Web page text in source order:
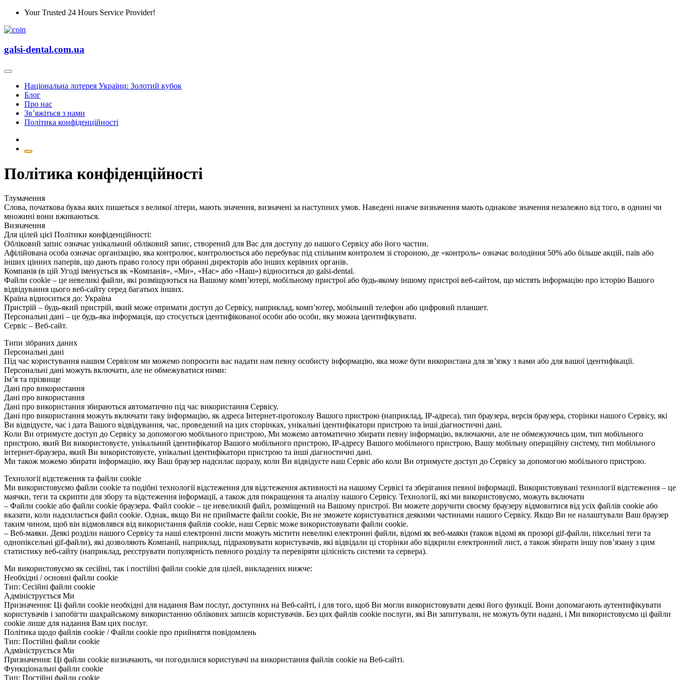
Skip
content
Your Trusted 24 Hours Service Provider!
galsi-dental.com.ua
Національна лотерея України: Золотий кубок
Блог
Про нас
Зв’яжіться з нами
Політика конфіденційності
Політика конфіденційності
Тлумачення
Слова, початкова буква яких пишеться з великої літери, мають значення, визначені за наступних умов. Наведені нижче визначення мають однакове значення незалежно від того, в однині чи
множині вони вживаються.
Визначення
Для цілей цієї Політики конфіденційності:
Обліковий запис означає унікальний обліковий запис, створений для Вас для доступу до нашого Сервісу або його частин.
Афілійована особа означає організацію, яка контролює, контролюється або перебуває під спільним контролем зі стороною, де «контроль» означає володіння 50% або більше акцій, паїв або
інших цінних паперів, що дають право голосу при обранні директорів або інших керівних органів.
Компанія (в цій Угоді іменується як «Компанія», «Ми», «Нас» або «Наш») відноситься до galsi-dental.
Файли cookie – це невеликі файли, які розміщуються на Вашому комп’ютері, мобільному пристрої або будь-якому іншому пристрої веб-сайтом, що містять інформацію про історію Вашого
відвідування цього веб-сайту серед багатьох інших.
Країна відноситься до: Україна
Пристрій – будь-який пристрій, який може отримати доступ до Сервісу, наприклад, комп’ютер, мобільний телефон або цифровий планшет.
Персональні дані – це будь-яка інформація, що стосується ідентифікованої особи або особи, яку можна ідентифікувати.
Сервіс – Веб-сайт.
Типи зібраних даних
Персональні дані
Під час користування нашим Сервісом ми можемо попросити вас надати нам певну особисту інформацію, яка може бути використана для зв’язку з вами або для вашої ідентифікації.
Персональні дані можуть включати, але не обмежуватися ними:
Ім’я та прізвище
Дані про використання
Дані про використання
Дані про використання збираються автоматично під час використання Сервісу.
Дані про використання можуть включати таку інформацію, як адреса Інтернет-протоколу Вашого пристрою (наприклад, IP-адреса), тип браузера, версія браузера, сторінки нашого Сервісу, які
Ви відвідуєте, час і дата Вашого відвідування, час, проведений на цих сторінках, унікальні ідентифікатори пристрою та інші діагностичні дані.
Коли Ви отримуєте доступ до Сервісу за допомогою мобільного пристрою, Ми можемо автоматично збирати певну інформацію, включаючи, але не обмежуючись цим, тип мобільного
пристрою, який Ви використовуєте, унікальний ідентифікатор Вашого мобільного пристрою, IP-адресу Вашого мобільного пристрою, Вашу мобільну операційну систему, тип мобільного
інтернет-браузера, який Ви використовуєте, унікальні ідентифікатори пристрою та інші діагностичні дані.
Ми також можемо збирати інформацію, яку Ваш браузер надсилає щоразу, коли Ви відвідуєте наш Сервіс або коли Ви отримуєте доступ до Сервісу за допомогою мобільного пристрою.
Технології відстеження та файли cookie
Ми використовуємо файли cookie та подібні технології відстеження для відстеження активності на нашому Сервісі та зберігання певної інформації. Використовувані технології відстеження – це
маячки, теги та скрипти для збору та відстеження інформації, а також для покращення та аналізу нашого Сервісу. Технології, які ми використовуємо, можуть включати
– Файли cookie або файли cookie браузера. Файл cookie – це невеликий файл, розміщений на Вашому пристрої. Ви можете доручити своєму браузеру відмовитися від усіх файлів cookie або
вказати, коли надсилається файл cookie. Однак, якщо Ви не приймаєте файли cookie, Ви не зможете користуватися деякими частинами нашого Сервісу. Якщо Ви не налаштували Ваш браузер
таким чином, щоб він відмовлявся від використання файлів cookie, наш Сервіс може використовувати файли cookie.
– Веб-маяки. Деякі розділи нашого Сервісу та наші електронні листи можуть містити невеликі електронні файли, відомі як веб-маяки (також відомі як прозорі gif-файли, піксельні теги та
однопіксельні gif-файли), які дозволяють Компанії, наприклад, підраховувати користувачів, які відвідали ці сторінки або відкрили електронний лист, а також збирати іншу пов’язану з цим
статистику веб-сайту (наприклад, реєструвати популярність певного розділу та перевіряти цілісність системи та сервера).
Ми використовуємо як сесійні, так і постійні файли cookie для цілей, викладених нижче:
Необхідні / основні файли cookie
Тип: Сесійні файли cookie
Адмініструється Ми
Призначення: Ці файли cookie необхідні для надання Вам послуг, доступних на Веб-сайті, і для того, щоб Ви могли використовувати деякі його функції. Вони допомагають аутентифікувати
користувачів і запобігти шахрайському використанню облікових записів користувачів. Без цих файлів cookie послуги, які Ви запитували, не можуть бути надані, і Ми використовуємо ці файли
cookie лише для надання Вам цих послуг.
Політика щодо файлів cookie / Файли cookie про прийняття повідомлень
Тип: Постійні файли cookie
Адмініструється Ми
Призначення: Ці файли cookie визначають, чи погодилися користувачі на використання файлів cookie на Веб-сайті.
Функціональні файли cookie
Тип: Постійні файли cookie